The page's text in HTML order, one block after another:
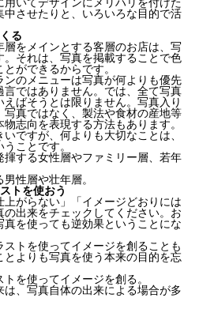
中させたりと、いろいろな目的で活
る
をメインとする客層のお店は、写
それは、写真を掲載することで色
ができるからです。
のメニューは写真が何よりも優先
言ではありません。では、全て写真
ばそうとは限りません。写真入り
写真ではなく、製法や食材の産地等
志向を表現する方法もあります。
ですが、何よりも大切なことは、
ことです。
する女性層やファミリー層、若年
性層や壮年層。
トを使おう
上がらない」「イメージどおりには
出来をチェックしてください。お
を使っても逆効果ということにな
トを使ってイメージを創ることも
よりも写真を使う本来の目的を忘
を使ってイメージを創る。
、写真自体の出来による場合が多